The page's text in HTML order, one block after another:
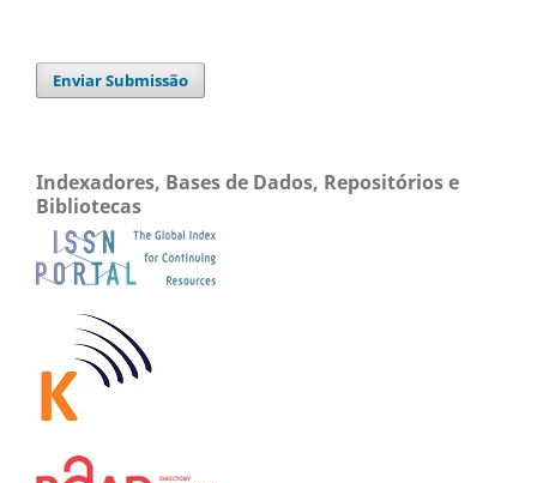
Enviar Submissão
Indexadores, Bases de Dados, Repositórios e
Bibliotecas